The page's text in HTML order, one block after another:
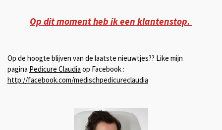
Op dit moment heb ik een klantenstop.
Op de hoogte blijven van de laatste nieuwtjes?? Like mijn
pagina Pedicure Claudia op Facebook :
http://facebook.com/medischpedicureclaudia